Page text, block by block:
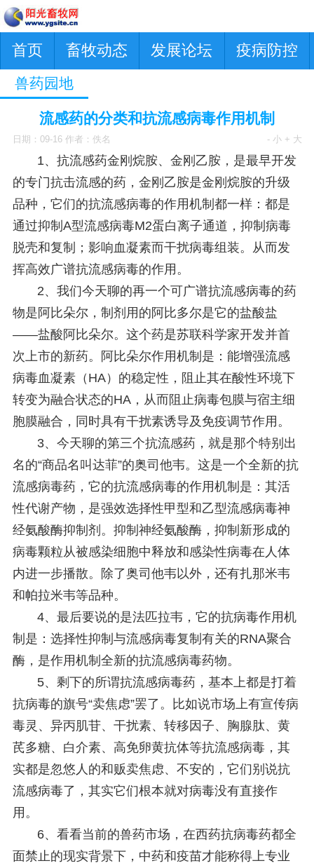
首页 畜牧动态 发展论坛 疫病防控
兽药园地
流感药的分类和抗流感病毒作用机制
日期：09-16 作者：佚名 - 小 + 大
1、抗流感药金刚烷胺、金刚乙胺，是最早开发
的专门抗击流感的药，金刚乙胺是金刚烷胺的升级
品种，它们的抗流感病毒的作用机制都一样：都是
通过抑制A型流感病毒M2蛋白离子通道，抑制病毒
脱壳和复制；影响血凝素而干扰病毒组装。从而发
挥高效广谱抗流感病毒的作用。
2、我们今天聊的再一个可广谱抗流感病毒的药
物是阿比朵尔，制剂用的阿比多尔是它的盐酸盐
——盐酸阿比朵尔。这个药是苏联科学家开发并首
次上市的新药。阿比朵尔作用机制是：能增强流感
病毒血凝素（HA）的稳定性，阻止其在酸性环境下
转变为融合状态的HA，从而阻止病毒包膜与宿主细
胞膜融合，同时具有干扰素诱导及免疫调节作用。
3、今天聊的第三个抗流感药，就是那个特别出
名的“商品名叫达菲”的奥司他韦。这是一个全新的抗
流感病毒药，它的抗流感病毒的作用机制是：其活
性代谢产物，是强效选择性甲型和乙型流感病毒神
经氨酸酶抑制剂。抑制神经氨酸酶，抑制新形成的
病毒颗粒从被感染细胞中释放和感染性病毒在人体
内进一步播散。除了奥司他韦以外，还有扎那米韦
和帕拉米韦等品种。
4、最后要说的是法匹拉韦，它的抗病毒作用机
制是：选择性抑制与流感病毒复制有关的RNA聚合
酶，是作用机制全新的抗流感病毒药物。
5、剩下的所谓抗流感病毒药，基本上都是打着
抗病毒的旗号“卖焦虑”罢了。比如说市场上有宣传病
毒灵、异丙肌苷、干扰素、转移因子、胸腺肽、黄
芪多糖、白介素、高免卵黄抗体等抗流感病毒，其
实都是忽悠人的和贩卖焦虑、不安的，它们别说抗
流感病毒了，其实它们根本就对病毒没有直接作
用。
6、看看当前的兽药市场，在西药抗病毒药都全
面禁止的现实背景下，中药和疫苗才能称得上专业